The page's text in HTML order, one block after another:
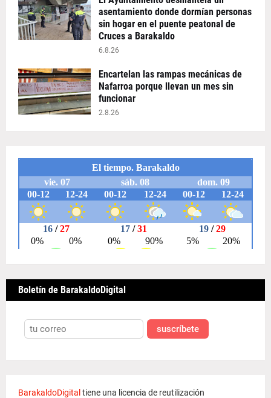
asentamiento donde dormían personas
sin hogar en el puente peatonal de
Cruces a Barakaldo
6.8.26
Encartelan las rampas mecánicas de
Nafarroa porque llevan un mes sin
funcionar
2.8.26
Boletín de BarakaldoDigital
suscríbete
BarakaldoDigital tiene una licencia de reutilización